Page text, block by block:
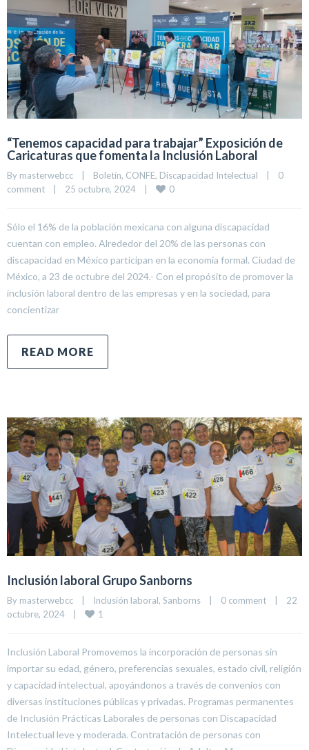
“Tenemos capacidad para trabajar” Exposición de
Caricaturas que fomenta la Inclusión Laboral
By masterwebcc Boletín, CONFE, Discapacidad Intelectual
0
comment
25 octubre, 2024 0
Sólo el 16% de la población mexicana con alguna discapacidad
cuentan con empleo. Alrededor del 20% de las personas con
discapacidad en México participan en la economía formal. Ciudad de
México, a 23 de octubre del 2024.- Con el propósito de promover la
inclusión laboral dentro de las empresas y en la sociedad, para
concientizar
READ MORE
Inclusión laboral Grupo Sanborns
By masterwebcc Inclusión laboral, Sanborns 0 comment
22
octubre, 2024
1
Inclusión Laboral Promovemos la incorporación de personas sin
importar su edad, género, preferencias sexuales, estado civil, religión
y capacidad intelectual, apoyándonos a través de convenios con
diversas instituciones públicas y privadas. Programas permanentes
de Inclusión Prácticas Laborales de personas con Discapacidad
Intelectual leve y moderada. Contratación de personas con